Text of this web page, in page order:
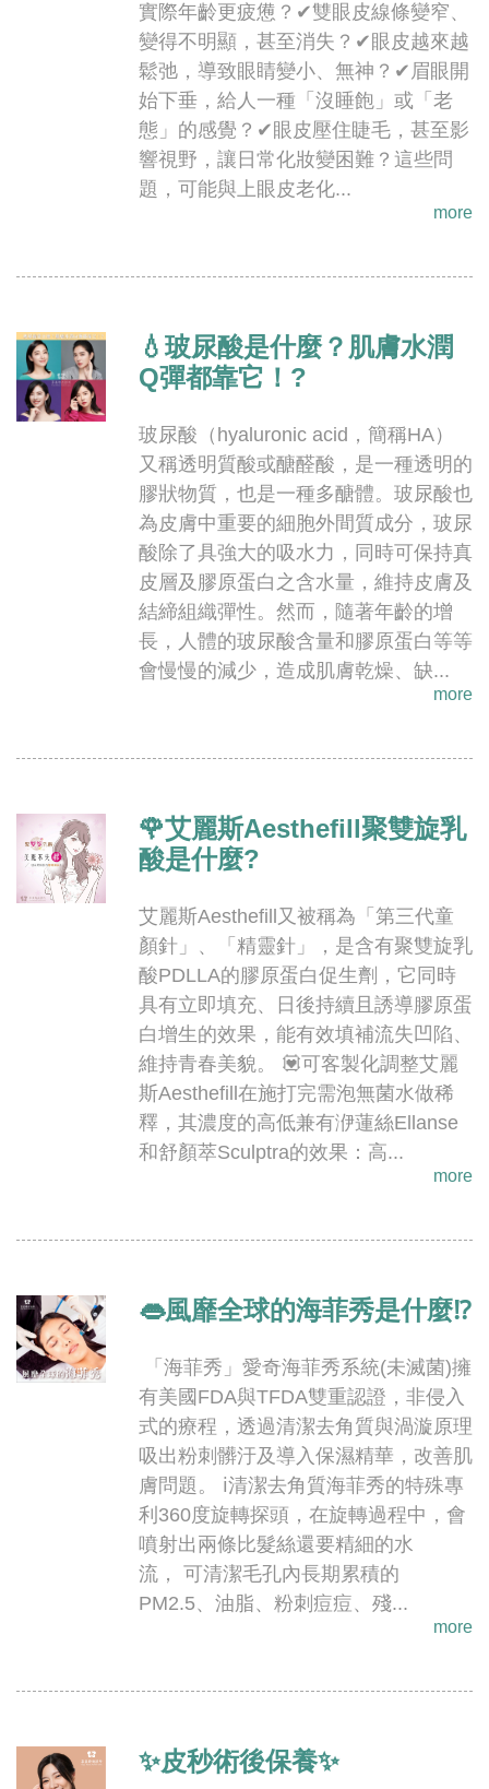
實際年齡更疲憊？✔雙眼皮線條變窄、
變得不明顯，甚至消失？✔眼皮越來越
鬆弛，導致眼睛變小、無神？✔眉眼開
始下垂，給人一種「沒睡飽」或「老
態」的感覺？✔眼皮壓住睫毛，甚至影
響視野，讓日常化妝變困難？這些問
題，可能與上眼皮老化...
more
💧玻尿酸是什麼？肌膚水潤
Q彈都靠它！?
玻尿酸（hyaluronic acid，簡稱HA）
又稱透明質酸或醣醛酸，是一種透明的
膠狀物質，也是一種多醣體。玻尿酸也
為皮膚中重要的細胞外間質成分，玻尿
酸除了具強大的吸水力，同時可保持真
皮層及膠原蛋白之含水量，維持皮膚及
結締組織彈性。然而，隨著年齡的增
長，人體的玻尿酸含量和膠原蛋白等等
會慢慢的減少，造成肌膚乾燥、缺...
more
🌹艾麗斯Aesthefill聚雙旋乳
酸是什麼?
艾麗斯Aesthefill又被稱為「第三代童
顏針」、「精靈針」，是含有聚雙旋乳
酸PDLLA的膠原蛋白促生劑，它同時
具有立即填充、日後持續且誘導膠原蛋
白增生的效果，能有效填補流失凹陷、
維持青春美貌。 💟可客製化調整艾麗
斯Aesthefill在施打完需泡無菌水做稀
釋，其濃度的高低兼有洢蓮絲Ellanse
和舒顏萃Sculptra的效果：高...
more
👄風靡全球的海菲秀是什麼⁉
「海菲秀」愛奇海菲秀系統(未滅菌)擁
有美國FDA與TFDA雙重認證，非侵入
式的療程，透過清潔去角質與渦漩原理
吸出粉刺髒汙及導入保濕精華，改善肌
膚問題。 ℹ️清潔去角質海菲秀的特殊專
利360度旋轉探頭，在旋轉過程中，會
噴射出兩條比髮絲還要精細的水
流， 可清潔毛孔內長期累積的
PM2.5、油脂、粉刺痘痘、殘...
more
✨皮秒術後保養✨